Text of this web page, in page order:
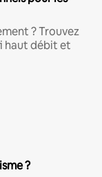
? Trouvez
haut débit et
?